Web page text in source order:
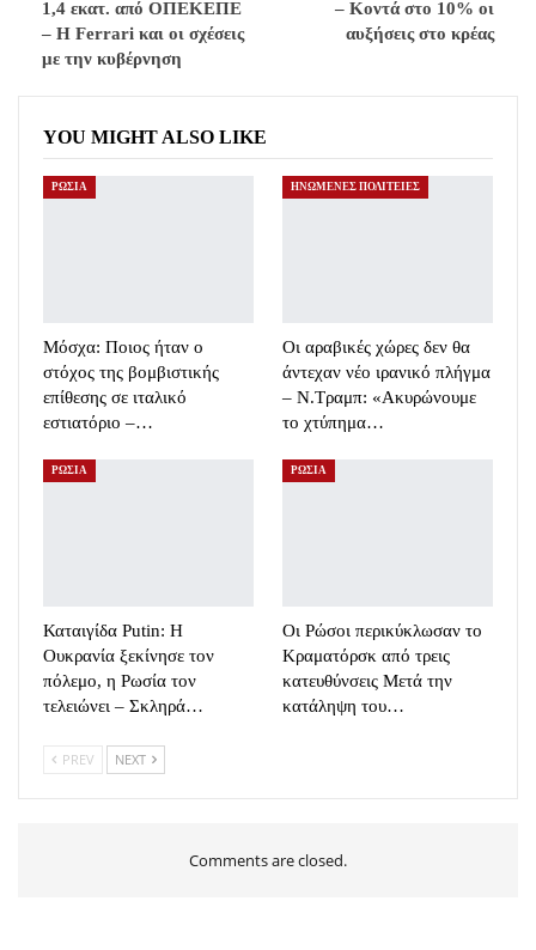
1,4 εκατ. από ΟΠΕΚΕΠΕ
– Η Ferrari και οι σχέσεις
με την κυβέρνηση
– Κοντά στο 10% οι
αυξήσεις στο κρέας
YOU MIGHT ALSO LIKE
ΡΩΣΙΑ
Μόσχα: Ποιος ήταν ο
στόχος της βομβιστικής
επίθεσης σε ιταλικό
εστιατόριο –…
ΗΝΩΜΕΝΕΣ ΠΟΛΙΤΕΙΕΣ
Οι αραβικές χώρες δεν θα
άντεχαν νέο ιρανικό πλήγμα
– Ν.Τραμπ: «Ακυρώνουμε
το χτύπημα…
ΡΩΣΙΑ
Καταιγίδα Putin: Η
Ουκρανία ξεκίνησε τον
πόλεμο, η Ρωσία τον
τελειώνει – Σκληρά…
ΡΩΣΙΑ
Οι Ρώσοι περικύκλωσαν το
Κραματόρσκ από τρεις
κατευθύνσεις Μετά την
κατάληψη του…
PREV NEXT
Comments are closed.